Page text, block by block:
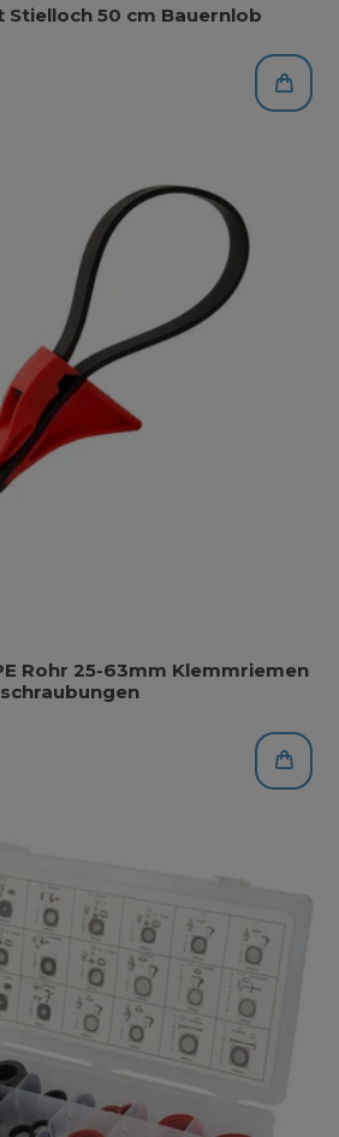
Stielloch 50 cm Bauernlob
Rohr 25-63mm Klemmriemen